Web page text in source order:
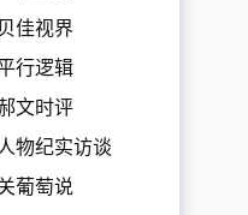
佳视界
行逻辑
文时评
物纪实访谈
葡萄说